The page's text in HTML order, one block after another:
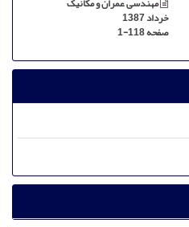
خرداد 1387
صفحه1-118